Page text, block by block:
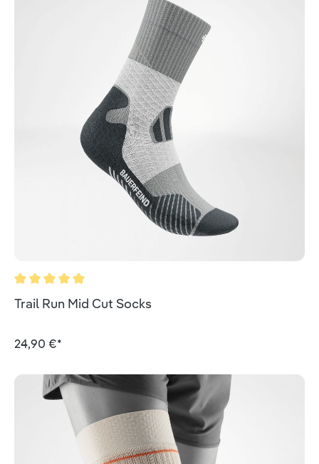
Durchschnittliche Bewertung von 5 von 5 Sternen
Trail Run Mid Cut Socks
24,90 €*